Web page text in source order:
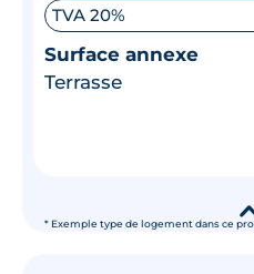
* Exemple type de logement dans ce
TVA 20%
Surface annexe
Terrasse